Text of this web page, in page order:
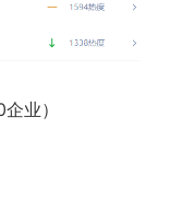
业）